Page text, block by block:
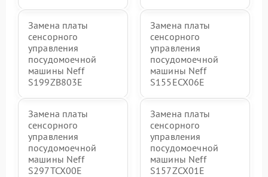
Замена платы
сенсорного
управления
посудомоечной
машины Neff
S199ZB803E
Замена платы
сенсорного
управления
посудомоечной
машины Neff
S155ECX06E
Замена платы
сенсорного
управления
посудомоечной
машины Neff
S297TCX00E
Замена платы
сенсорного
управления
посудомоечной
машины Neff
S157ZCX01E